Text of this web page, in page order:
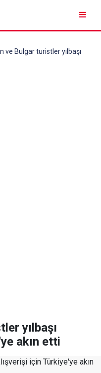
ve Bulgar turistler yılbaşı
yılbaşı
akın etti